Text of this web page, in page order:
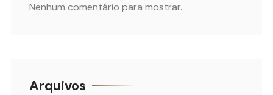
Nenhum comentário para mostrar.
Arquivos